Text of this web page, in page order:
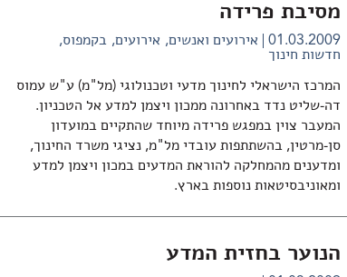
מסיבת פרידה
01.03.2009 אירועים ואנשים אירועים בקמפוס
חדשות חינוך
המרכז הישראלי לחינוך מדעי וטכנולוגי (מל"מ) ע"ש עמוס
דה-שליט נדד באחרונה ממכון ויצמן למדע אל הטכניון.
המעבר צוין במפגש פרידה מיוחד שהתקיים במועדון
סן-מרטין, בהשתתפות עובדי מל"מ, נציגי משרד החינוך,
ומדענים מהמחלקה להוראת המדעים במכון ויצמן למדע
ומאוניבסיטאות נוספות בארץ.
הנוער בחזית המדע